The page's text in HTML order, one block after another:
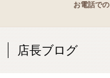
お電話で
店長ブログ